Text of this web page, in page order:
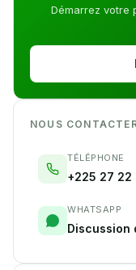
Démarrez votre
NOUS
TÉLÉPHONE
+225 27 22
WHATSAPP
Discussion